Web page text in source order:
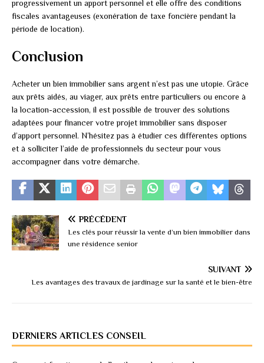
progressivement un apport personnel et elle offre des conditions
fiscales avantageuses (exonération de taxe foncière pendant la
période de location).
Conclusion
Acheter un bien immobilier sans argent n’est pas une utopie. Grâce
aux prêts aidés, au viager, aux prêts entre particuliers ou encore à
la location-accession, il est possible de trouver des solutions
adaptées pour financer votre projet immobilier sans disposer
d’apport personnel. N’hésitez pas à étudier ces différentes options
et à solliciter l’aide de professionnels du secteur pour vous
accompagner dans votre démarche.
PRÉCÉDENT
Les clés pour réussir la vente d’un bien immobilier dans
une résidence senior
SUIVANT
Les avantages des travaux de jardinage sur la santé et le bien-être
DERNIERS ARTICLES CONSEIL